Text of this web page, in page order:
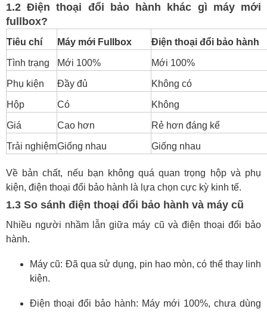
1.2 Điện thoại đổi bảo hành khác gì máy mới
fullbox?
Tiêu chí Máy mới Fullbox Điện thoại đổi bảo hành
Tình trạng Mới 100% Mới 100%
Phụ kiện Đầy đủ Không có
Hộp Có Không
Giá Cao hơn Rẻ hơn đáng kể
Trải nghiệmGiống nhau Giống nhau
Về bản chất, nếu bạn không quá quan trọng hộp và phụ
kiện, điện thoại đổi bảo hành là lựa chọn cực kỳ kinh tế.
1.3 So sánh điện thoại đổi bảo hành và máy cũ
Nhiều người nhầm lẫn giữa máy cũ và điện thoại đổi bảo
hành.
Máy cũ: Đã qua sử dụng, pin hao mòn, có thể thay linh
kiện.
Điện thoại đổi bảo hành: Máy mới 100%, chưa dùng